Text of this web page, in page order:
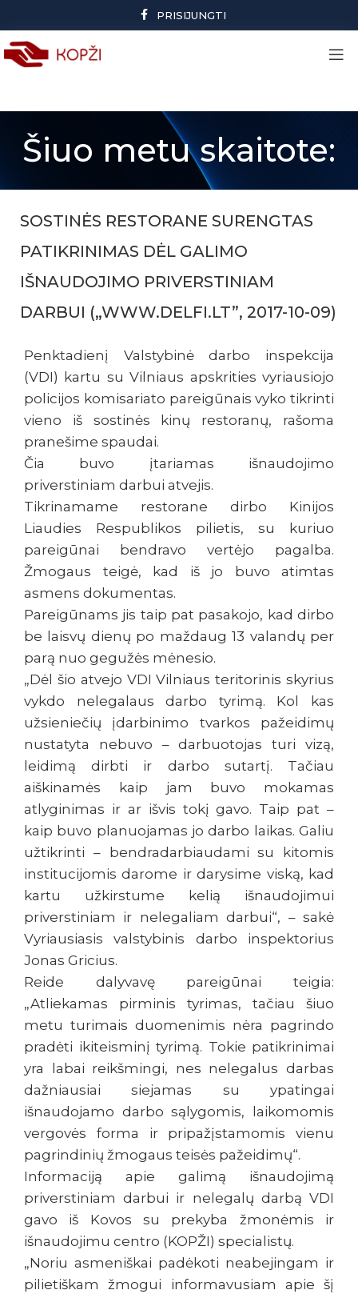
PRISIJUNGTI
Šiuo metu skaitote:
SOSTINĖS RESTORANE SURENGTAS
PATIKRINIMAS DĖL GALIMO
IŠNAUDOJIMO PRIVERSTINIAM
DARBUI („WWW.DELFI.LT”, 2017-10-09)
Penktadienį Valstybinė darbo inspekcija
(VDI) kartu su Vilniaus apskrities vyriausiojo
policijos komisariato pareigūnais vyko tikrinti
vieno iš sostinės kinų restoranų, rašoma
pranešime spaudai.
Čia buvo įtariamas išnaudojimo
priverstiniam darbui atvejis.
Tikrinamame restorane dirbo Kinijos
Liaudies Respublikos pilietis, su kuriuo
pareigūnai bendravo vertėjo pagalba.
Žmogaus teigė, kad iš jo buvo atimtas
asmens dokumentas.
Pareigūnams jis taip pat pasakojo, kad dirbo
be laisvų dienų po maždaug 13 valandų per
parą nuo gegužės mėnesio.
„Dėl šio atvejo VDI Vilniaus teritorinis skyrius
vykdo nelegalaus darbo tyrimą. Kol kas
užsieniečių įdarbinimo tvarkos pažeidimų
nustatyta nebuvo – darbuotojas turi vizą,
leidimą dirbti ir darbo sutartį. Tačiau
aiškinamės kaip jam buvo mokamas
atlyginimas ir ar išvis tokį gavo. Taip pat –
kaip buvo planuojamas jo darbo laikas. Galiu
užtikrinti – bendradarbiaudami su kitomis
institucijomis darome ir darysime viską, kad
kartu užkirstume kelią išnaudojimui
priverstiniam ir nelegaliam darbui“, – sakė
Vyriausiasis valstybinis darbo inspektorius
Jonas Gricius.
Reide dalyvavę pareigūnai teigia:
„Atliekamas pirminis tyrimas, tačiau šiuo
metu turimais duomenimis nėra pagrindo
pradėti ikiteisminį tyrimą. Tokie patikrinimai
yra labai reikšmingi, nes nelegalus darbas
dažniausiai siejamas su ypatingai
išnaudojamo darbo sąlygomis, laikomomis
vergovės forma ir pripažįstamomis vienu
pagrindinių žmogaus teisės pažeidimų“.
Informaciją apie galimą išnaudojimą
priverstiniam darbui ir nelegalų darbą VDI
gavo iš Kovos su prekyba žmonėmis ir
išnaudojimu centro (KOPŽI) specialistų.
„Noriu asmeniškai padėkoti neabejingam ir
pilietiškam žmogui informavusiam apie šį